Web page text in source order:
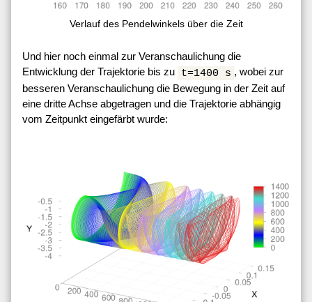
Verlauf des Pendelwinkels über die Zeit
Und hier noch einmal zur Veranschaulichung die
Entwicklung der Trajektorie bis zu t=1400 s , wobei zur
besseren Veranschaulichung die Bewegung in der Zeit auf
eine dritte Achse abgetragen und die Trajektorie abhängig
vom Zeitpunkt eingefärbt wurde: